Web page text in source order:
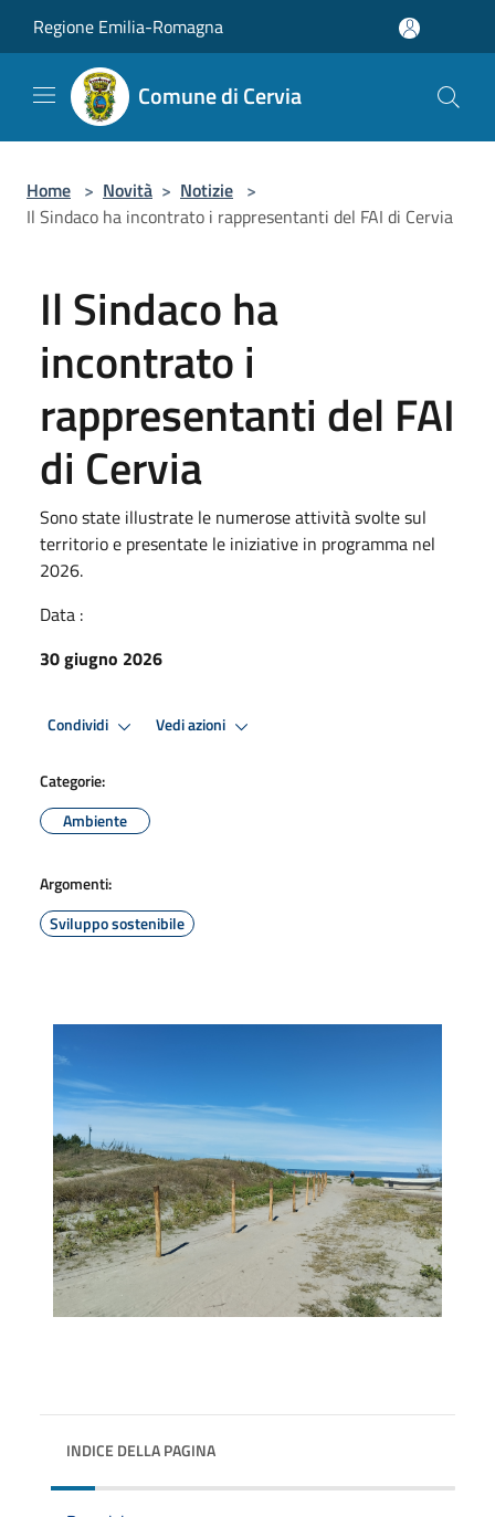
Regione Emilia-Romagna
Comune di Cervia
Home > Novità > Notizie >
Il Sindaco ha incontrato i rappresentanti del FAI di Cervia
Il Sindaco ha
incontrato i
rappresentanti del FAI
di Cervia
Sono state illustrate le numerose attività svolte sul
territorio e presentate le iniziative in programma nel
2026.
Data :
30 giugno 2026
Condividi Vedi azioni
Categorie:
Ambiente
Argomenti:
Sviluppo sostenibile
INDICE DELLA PAGINA